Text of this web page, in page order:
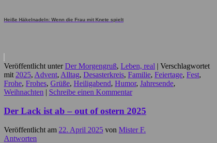
Heiße Häkelnadeln: Wenn die Frau mit Knete spielt
Veröffentlicht unter Der Morgengruß, Leben, real | Verschlagwortet
mit 2025, Advent, Alltag, Desasterkreis, Familie, Feiertage, Fest,
Frohe, Frohes, Grüße, Heiligabend, Humor, Jahresende,
Weihnachten | Schreibe einen Kommentar
Der Lack ist ab – out of ostern 2025
Veröffentlicht am 22. April 2025 von Mister F.
Antworten